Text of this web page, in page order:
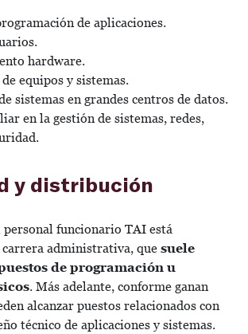
de aplicaciones.
hardware.
equipos y sistemas.
sistemas en grandes centros de datos.
en la gestión de sistemas, redes,
y distribución
funcionario TAI está
carrera administrativa, que suele
de programación u
. Más adelante, conforme ganan
alcanzar puestos relacionados con
técnico de aplicaciones y sistemas.